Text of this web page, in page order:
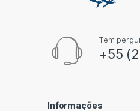
Tem
+55
Informações